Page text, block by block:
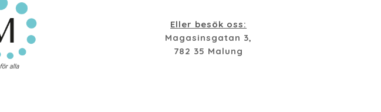
Eller besök oss:
Magasinsgatan 3,
782 35 Malung